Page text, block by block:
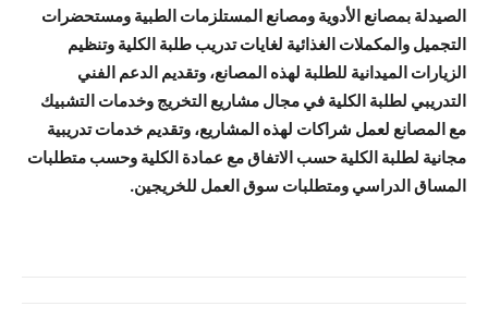
الصيدلة بمصانع الأدوية ومصانع المستلزمات الطبية ومستحضرات
التجميل والمكملات الغذائية لغايات تدريب طلبة الكلية وتنظيم
الزيارات الميدانية للطلبة لهذه المصانع، وتقديم الدعم الفني
التدريبي لطلبة الكلية في مجال مشاريع التخريج وخدمات التشبيك
مع المصانع لعمل شراكات لهذه المشاريع، وتقديم خدمات تدريبية
مجانية لطلبة الكلية حسب الاتفاق مع عمادة الكلية وحسب متطلبات
المساق الدراسي ومتطلبات سوق العمل للخريجين.